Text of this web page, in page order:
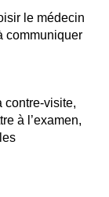
le médecin
communiquer
contre-visite,
à l’examen,